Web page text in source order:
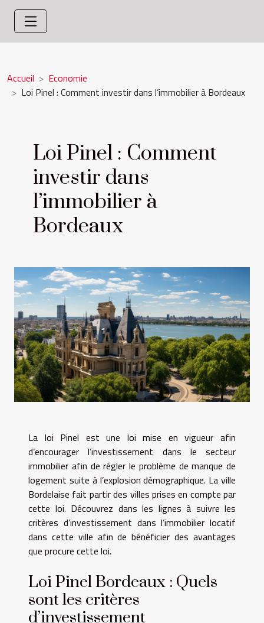
Accueil
Economie
Loi Pinel : Comment investir dans l’immobilier à Bordeaux
Loi Pinel : Comment
investir dans
l’immobilier à
Bordeaux
La loi Pinel est une loi mise en vigueur afin
d’encourager l’investissement dans le secteur
immobilier afin de régler le problème de manque de
logement suite à l’explosion démographique. La ville
Bordelaise fait partir des villes prises en compte par
cette loi. Découvrez dans les lignes à suivre les
critères d’investissement dans l’immobilier locatif
dans cette ville afin de bénéficier des avantages
que procure cette loi.
Loi Pinel Bordeaux : Quels
sont les critères
d’investissement